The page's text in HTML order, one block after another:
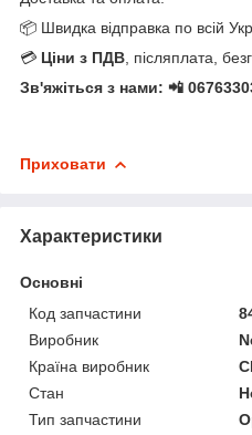
📦 Швидка відправка по всій
💳 Ціни з ПДВ , післяплата,
Зв'яжіться з нами: 📲
Приховати
Характеристики
Основні
Код запчастини
Виробник
Країна виробник
Стан
Тип запчастини